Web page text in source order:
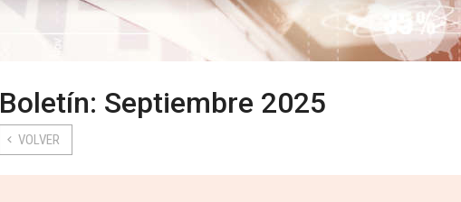
Boletín: Septiembre 2025
VOLVER